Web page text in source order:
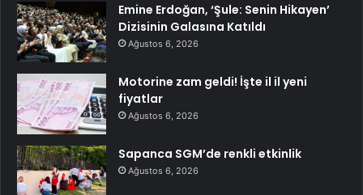
Emine Erdoğan, ‘Şule: Senin Hikayen’
Dizisinin Galasına Katıldı
Ağustos 6, 2026
Motorine zam geldi! İşte il il yeni
fiyatlar
Ağustos 6, 2026
Sapanca SGM’de renkli etkinlik
Ağustos 6, 2026